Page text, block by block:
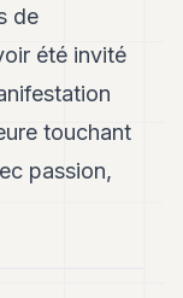
de
été invité
touchant
passion,